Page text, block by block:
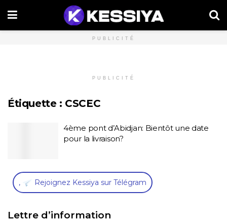
PUBLICITÉ
PUBLICITÉ
Étiquette : CSCEC
4ème pont d’Abidjan: Bientôt une date
pour la livraison?
, Rejoignez Kessiya sur Télégram
Lettre d’information